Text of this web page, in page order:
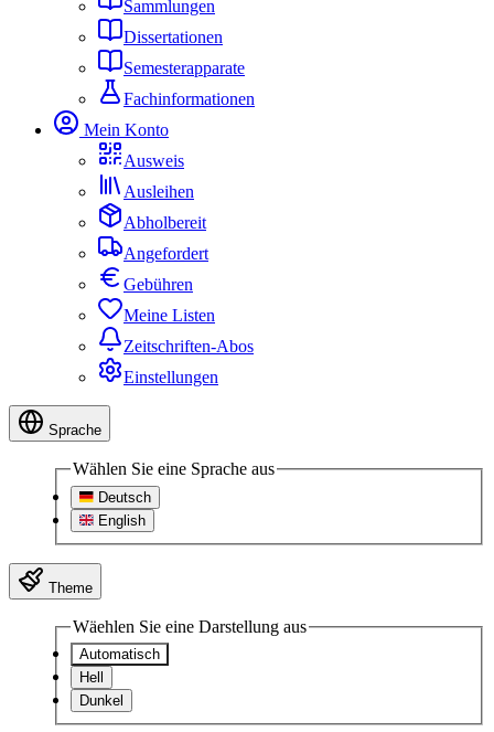
Sammlungen
Dissertationen
Semesterapparate
Fachinformationen
Mein Konto
Ausweis
Ausleihen
Abholbereit
Angefordert
Gebühren
Meine Listen
Zeitschriften-Abos
Einstellungen
Sprache
Wählen Sie eine Sprache aus
Deutsch
English
Theme
Wäehlen Sie eine Darstellung aus
Automatisch
Hell
Dunkel